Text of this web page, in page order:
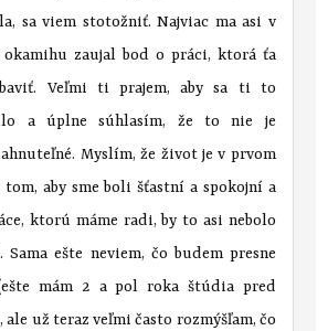
sa viem stotožniť. Najviac ma asi v
zaujal bod o práci, ktorá ťa
Veľmi ti prajem, aby sa ti to
a úplne súhlasím, že to nie je
Myslím, že život je v prvom
tom, aby sme boli šťastní a spokojní a
ktorú máme radi, by to asi nebolo
Sama ešte neviem, čo budem presne
mám 2 a pol roka štúdia pred
ale už teraz veľmi často rozmýšľam, čo